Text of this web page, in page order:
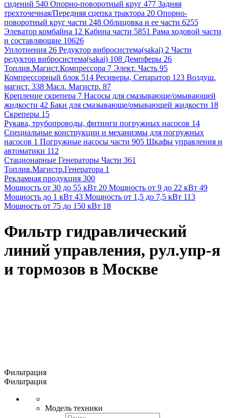
сидений 540 Опорно-поворотный круг 477 Задняя
трехточечная/Передняя сцепка трактора 20 Опорно-
поворотный круг части 248 Облицовка и ее части 6255
Элеватор комбайна 12 Кабина части 5851 Рама ходовой части
и составляющие 10626
Уплотнения 26 Редуктор вибросистема(sakai) 2 Части
редуктор вибросистема(sakai) 108 Демпферы 26
Топлив.Магист.Компрессора 7 Элект. Часть 95
Компрессорный блок 514 Ресиверы, Сепаратор 123 Воздуш.
магист. 338 Масл. Магистр. 87
Крепление скрепера 7 Насосы для смазывающе/омывающей
жидкости 42 Баки для смазывающе/омывающей жидкости 18
Скреперы 15
Рукава, трубопроводы, фитинги погружных насосов 14
Специальные конструкции и механизмы для погружных
насосов 1 Погружные насосы части 905 Шкафы управления и
автоматики 112
Стационарные Генераторы Части 361
Топлив.Магистр.Генератора 1
Рекламная продукция 300
Мощность от 30 до 55 кВт 20 Мощность от 9 до 22 кВт 49
Мощность до 1 кВт 43 Мощность от 1,5 до 7,5 кВт 113
Мощность от 75 до 150 кВт 18
Фильтр гидравлический
линий управления, рул.упр-я
и тормозов в Москве
Фильтрация
Фильтрация
Модель техники